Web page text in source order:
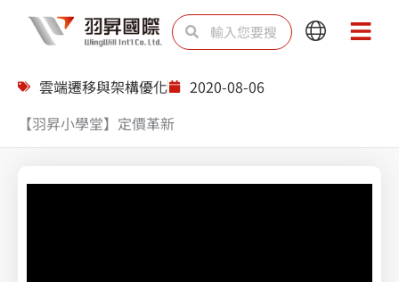
搜
尋 尋
Main
Main
雲端遷移與架構優化
2020-08-06
【羽昇小學堂】定價革新